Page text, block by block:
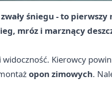
śniegu - to pierwszy
mróz i marznący
Kierowcy
opon zimowych.